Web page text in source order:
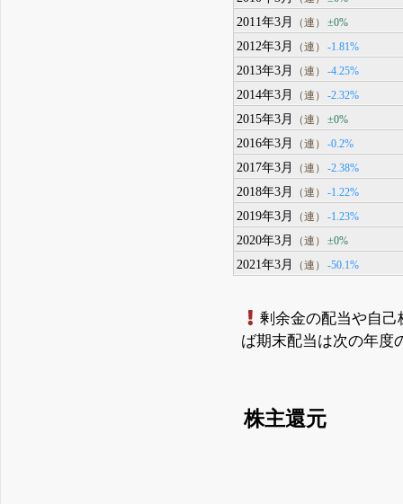
2011年3月 （連） ±0%
2012年3月 （連） -1.81%
2013年3月 （連） -4.25%
2014年3月 （連） -2.32%
2015年3月 （連） ±0%
2016年3月 （連） -0.2%
2017年3月 （連） -2.38%
2018年3月 （連） -1.22%
2019年3月 （連） -1.23%
2020年3月 （連） ±0%
2021年3月 （連） -50.1%
剰余金の配当や自
ば期末配当は次の年度
株主還元